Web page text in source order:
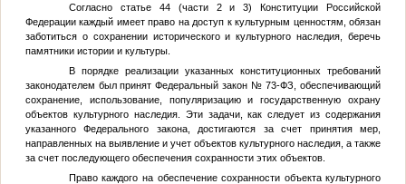
Согласно статье 44 (части 2 и 3) Конституции Российской
Федерации каждый имеет право на доступ к культурным ценностям, обязан
заботиться о сохранении исторического и культурного наследия, беречь
памятники истории и культуры.
В порядке реализации указанных конституционных требований
законодателем был принят Федеральный закон № 73-ФЗ, обеспечивающий
сохранение, использование, популяризацию и государственную охрану
объектов культурного наследия. Эти задачи, как следует из содержания
указанного Федерального закона, достигаются за счет принятия мер,
направленных на выявление и учет объектов культурного наследия, а также
за счет последующего обеспечения сохранности этих объектов.
Право каждого на обеспечение сохранности объекта культурного